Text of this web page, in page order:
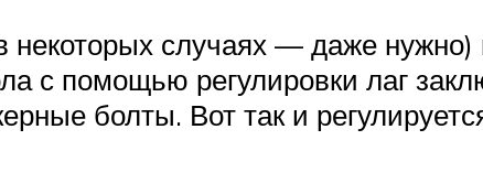
случаях — даже нужно)
с помощью регулировки лаг
болты. Вот так и